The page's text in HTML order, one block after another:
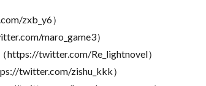
zxb_y6）
maro_game3）
https://twitter.com/Re_lightnovel）
twitter.com/zishu_kkk）